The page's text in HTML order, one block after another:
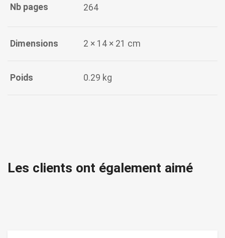
Nb pages 264
Dimensions 2 × 14 × 21 cm
Poids 0.29 kg
Les clients ont également aimé